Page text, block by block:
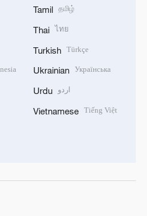
Tamil தமிழ்
Thai ไทย
Turkish Türkçe
Ukrainian Українська
Urdu اردو
Vietnamese Tiếng Việt